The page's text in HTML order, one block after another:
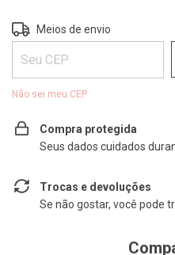
Entregas para o CEP:
Meios de envio
Não sei meu CEP
Compra protegida
Seus dados cuidados
Trocas e devoluções
Se não gostar, você pode